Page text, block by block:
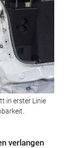
in erster Linie
verlangen